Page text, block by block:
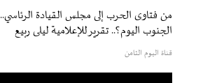
من فتاوى الحرب إلى مجلس القيادة
الجنوب اليوم؟.. تقرير للإعلامية ليلى ربيع
قناة اليوم الثامن